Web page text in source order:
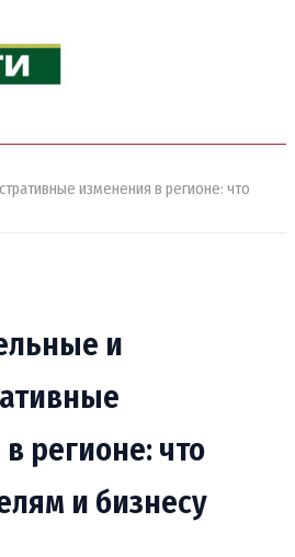
изменения в регионе: что
и
регионе: что
и бизнесу